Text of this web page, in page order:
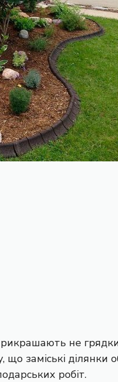
не
що заміські
робіт.